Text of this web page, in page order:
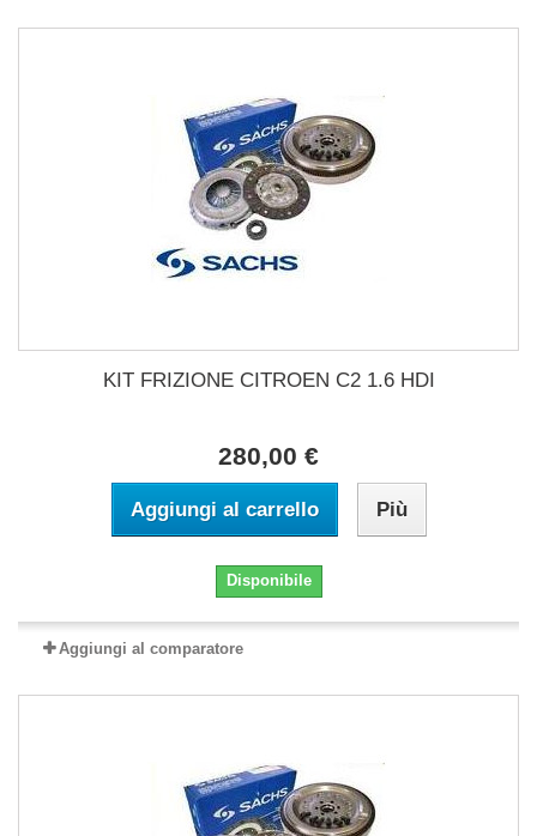
KIT FRIZIONE CITROEN C2 1.6 HDI
280,00 €
Aggiungi al carrello Più
Disponibile
Aggiungi al comparatore